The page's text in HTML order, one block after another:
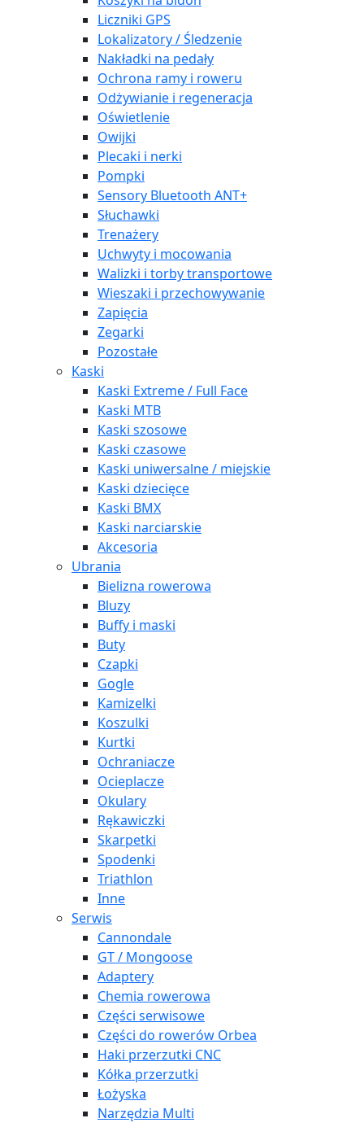
Liczniki GPS
Lokalizatory / Śledzenie
Nakładki na pedały
Ochrona ramy i roweru
Odżywianie i regeneracja
Oświetlenie
Owijki
Plecaki i nerki
Pompki
Sensory Bluetooth ANT+
Słuchawki
Trenażery
Uchwyty i mocowania
Walizki i torby transportowe
Wieszaki i przechowywanie
Zapięcia
Zegarki
Pozostałe
Kaski
Kaski Extreme / Full Face
Kaski MTB
Kaski szosowe
Kaski czasowe
Kaski uniwersalne / miejskie
Kaski dziecięce
Kaski BMX
Kaski narciarskie
Akcesoria
Ubrania
Bielizna rowerowa
Bluzy
Buffy i maski
Buty
Czapki
Gogle
Kamizelki
Koszulki
Kurtki
Ochraniacze
Ocieplacze
Okulary
Rękawiczki
Skarpetki
Spodenki
Triathlon
Inne
Serwis
Cannondale
GT / Mongoose
Adaptery
Chemia rowerowa
Części serwisowe
Części do rowerów Orbea
Haki przerzutki CNC
Kółka przerzutki
Łożyska
Narzędzia Multi